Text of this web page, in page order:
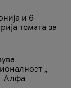
и 6
темата за
„
Алфа